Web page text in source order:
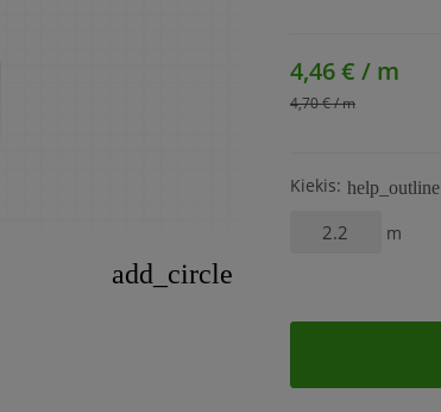
add_circle
4,46 € / m
4,70 € / m
Kiekis: help_outline
m